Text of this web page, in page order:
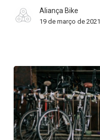
ParanáAliança Bike
19 de março de 2021